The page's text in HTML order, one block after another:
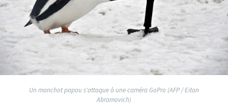
Un manchot papou s'attaque à une caméra GoPro (AFP / Eitan
Abramovich)